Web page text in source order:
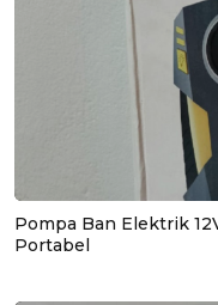
Pompa Ban Elektrik
Portabel